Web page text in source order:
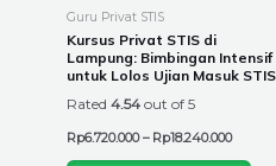
Guru Privat STIS
Kursus Privat STIS di
Lampung: Bimbingan Intensif
untuk Lolos Ujian Masuk STIS
Rated 4.54 out of 5
Rp6.720.000 – Rp18.240.000
on
page